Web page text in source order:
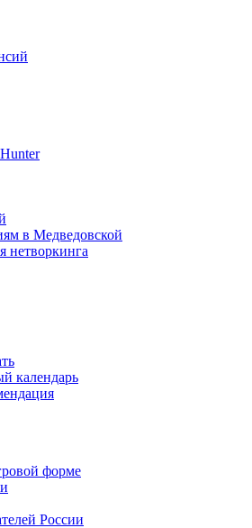
в Медведовской
нетворкинга
календарь
форме
России